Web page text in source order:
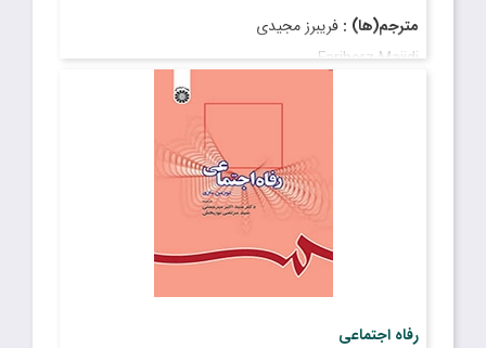
مترجم(ها) : فریبرز مجیدی
Fariborz Majidi
رفاه اجتماعی